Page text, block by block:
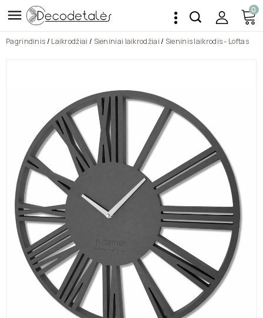
 0
Pagrindinis Laikrodžiai Sieniniai laikrodžiai Sieninis laikrodis - Loftas